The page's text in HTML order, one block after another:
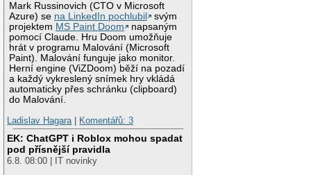
Mark Russinovich (CTO v Microsoft
Azure) se na LinkedIn pochlubil
svým
projektem MS Paint Doom
napsaným
pomocí Claude. Hru Doom umožňuje
hrát v programu Malování (Microsoft
Paint). Malování funguje jako monitor.
Herní engine (ViZDoom) běží na pozadí
a každý vykreslený snímek hry vkládá
automaticky přes schránku (clipboard)
do Malování.
Ladislav Hagara
Komentářů: 3
EK: ChatGPT i Roblox mohou spadat
pod přísnější pravidla
6.8. 08:00 | IT novinky